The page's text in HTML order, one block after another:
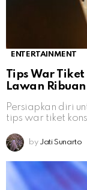
ENTERTAINMENT
Tips War
Lawan
Persiapkan diri
tips war tiket
by Jati Sunarto